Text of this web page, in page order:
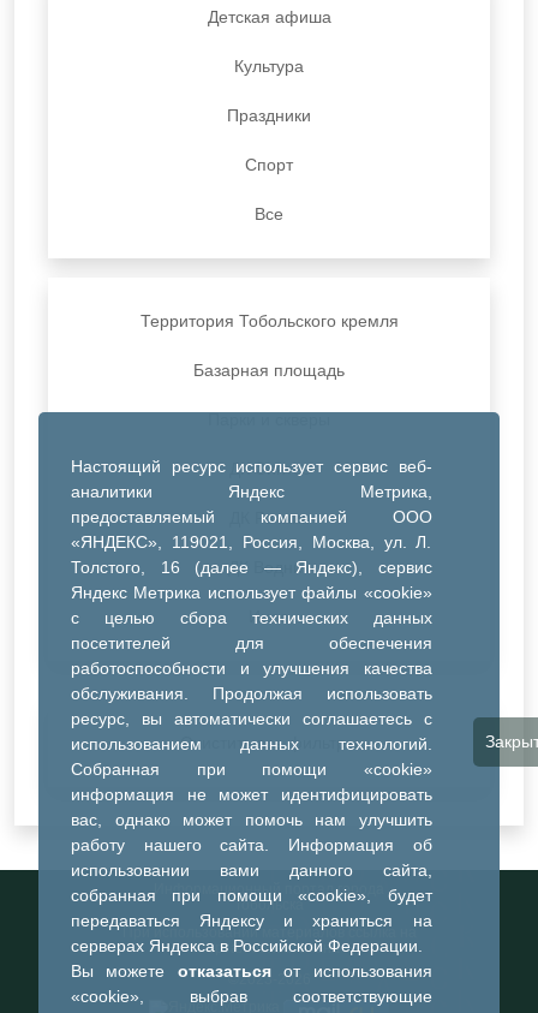
Настоящий ресурс использует сервис веб-
аналитики Яндекс Метрика,
предоставляемый компанией ООО
«ЯНДЕКС», 119021, Россия, Москва, ул. Л.
Толстого, 16 (далее — Яндекс), сервис
Яндекс Метрика использует файлы «cookie»
с целью сбора технических данных
посетителей для обеспечения
работоспособности и улучшения качества
обслуживания. Продолжая использовать
ресурс, вы автоматически соглашаетесь с
использованием данных технологий.
Собранная при помощи «cookie»
информация не может идентифицировать
вас, однако может помочь нам улучшить
работу нашего сайта. Информация об
использовании вами данного сайта,
собранная при помощи «cookie», будет
передаваться Яндексу и храниться на
серверах Яндекса в Российской Федерации.
Вы можете отказатьсяот использования
«cookie», выбрав соответствующие
Детская афиша
Культура
Праздники
Спорт
Все
Территория Тобольского кремля
Базарная площадь
ДК Синтез
ДК Речник
ДК Водник
Иное
Очистить все фильтры
Информационный портал города
Тобольска
При использовании материалов ссылка на
портал обязательна
©2023-2026